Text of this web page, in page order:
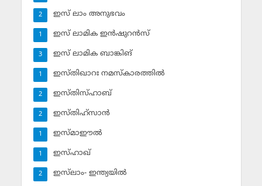
ഇസ് ലാം അനുഭവം
2
ഇസ് ലാമിക ഇന്‍ഷുറന്‍സ്‌
1
ഇസ് ലാമിക ബാങ്കിങ്‌
3
ഇസ്തിഖാറഃ നമസ്‌കാരത്തില്‍
1
ഇസ്തിസ്ഹാബ്
2
ഇസ്തിഹ്‌സാന്‍
2
ഇസ്മാഈല്‍
1
ഇസ്ഹാഖ്‌
1
ഇസ്‌ലാം- ഇന്ത്യയില്‍
2